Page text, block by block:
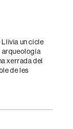
Llivia un cicle
arqueologia
xerrada del
de les